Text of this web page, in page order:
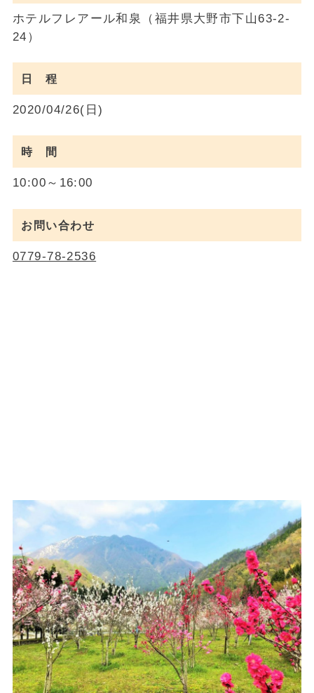
ホテルフレアール和泉（福井県大野市下山63-2-
24）
日 程
2020/04/26(日)
時 間
10:00～16:00
お問い合わせ
0779-78-2536